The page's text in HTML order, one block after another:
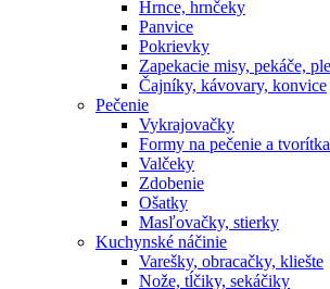
Hrnce, hrnčeky
Panvice
Pokrievky
Zapekacie misy, pekáče,
Čajníky, kávovary, konvice
Pečenie
Vykrajovačky
Formy na pečenie a tvorítka
Valčeky
Zdobenie
Ošatky
Masľovačky, stierky
Kuchynské náčinie
Varešky, obracačky, kliešte
Nože, tĺčiky, sekáčiky